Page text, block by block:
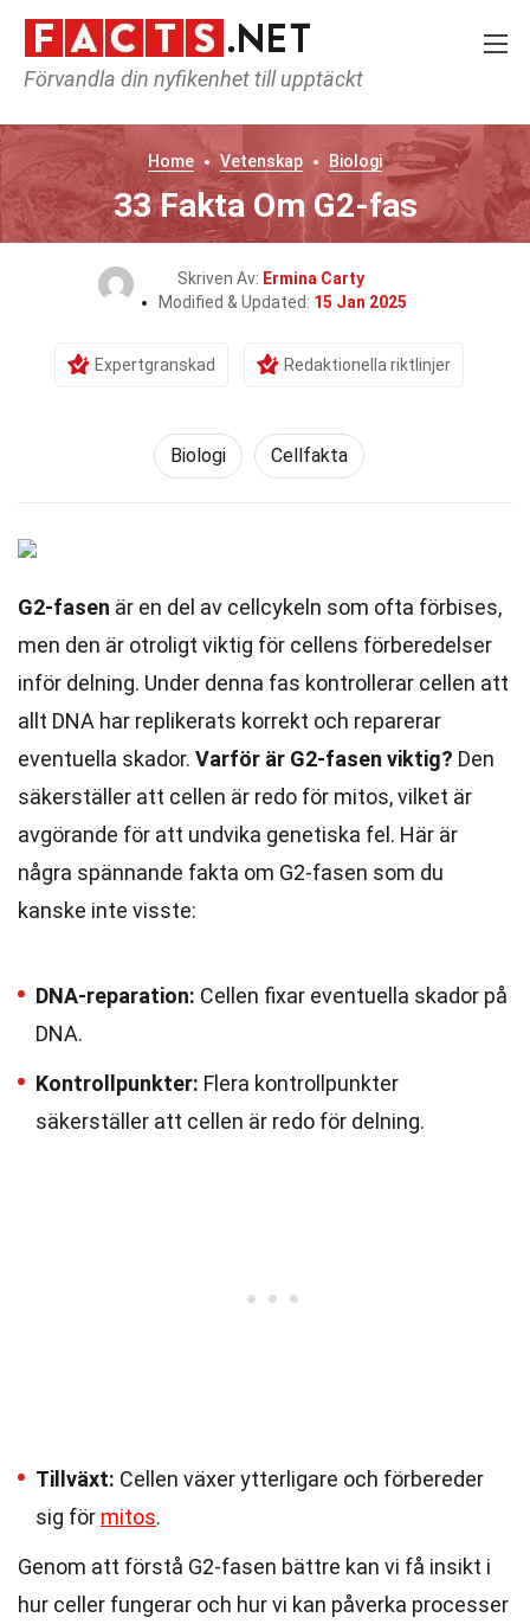
Förvandla din nyfikenhet till upptäckt
Home Vetenskap Biologi
33 Fakta Om G2-fas
Skriven Av: Ermina Carty
Modified & Updated: 15 Jan 2025
Expertgranskad Redaktionella riktlinjer
Biologi Cellfakta
G2-fasen är en del av cellcykeln som ofta förbises,
men den är otroligt viktig för cellens förberedelser
inför delning. Under denna fas kontrollerar cellen att
allt DNA har replikerats korrekt och reparerar
eventuella skador. Varför är G2-fasen viktig? Den
säkerställer att cellen är redo för mitos, vilket är
avgörande för att undvika genetiska fel. Här är
några spännande fakta om G2-fasen som du
kanske inte visste:
DNA-reparation: Cellen fixar eventuella skador på
DNA.
Kontrollpunkter: Flera kontrollpunkter
säkerställer att cellen är redo för delning.
Tillväxt: Cellen växer ytterligare och förbereder
sig för mitos.
Genom att förstå G2-fasen bättre kan vi få insikt i
hur celler fungerar och hur vi kan påverka processer